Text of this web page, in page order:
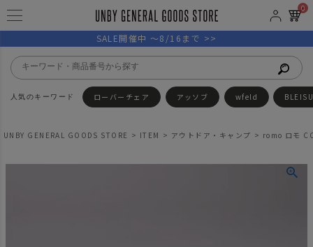
0
SALE開催中 ～8/16まで >>
ローバーチェア アッソブ wfeld
UNBY GENERAL GOODS STORE ITEM アウトドア・キャンプ romo ロモ